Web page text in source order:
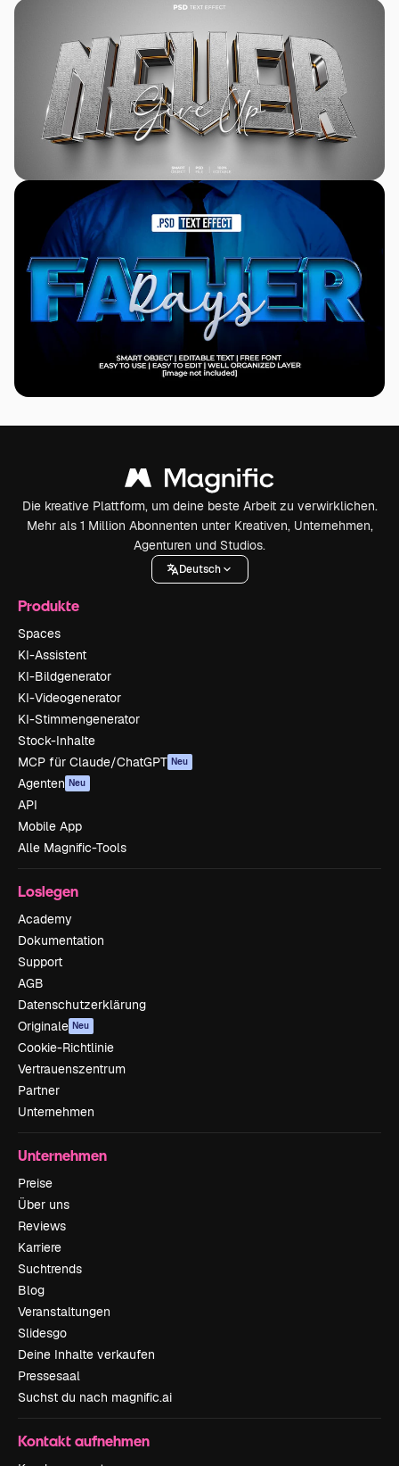
Die kreative Plattform, um deine beste Arbeit zu verwirklichen.
Mehr als 1 Million Abonnenten unter Kreativen, Unternehmen,
Agenturen und Studios.
Deutsch
Produkte
Spaces
KI-Assistent
KI-Bildgenerator
KI-Videogenerator
KI-Stimmengenerator
Stock-Inhalte
MCP für Claude/ChatGPT Neu
Agenten Neu
API
Mobile App
Alle Magnific-Tools
Loslegen
Academy
Dokumentation
Support
AGB
Datenschutzerklärung
Originale Neu
Cookie-Richtlinie
Vertrauenszentrum
Partner
Unternehmen
Unternehmen
Preise
Über uns
Reviews
Karriere
Suchtrends
Blog
Veranstaltungen
Slidesgo
Deine Inhalte verkaufen
Pressesaal
Suchst du nach magnific.ai
Kontakt aufnehmen